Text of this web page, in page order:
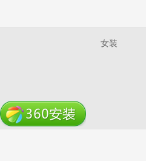
女装